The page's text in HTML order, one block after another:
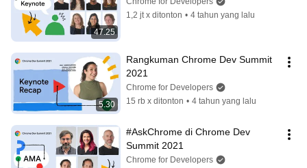
47.25
1,2 jt x ditonton • 4 tahun yang lalu
5.30
Rangkuman Chrome Dev Summit
2021
Chrome for Developers
15 rb x ditonton • 4 tahun yang lalu
#AskChrome di Chrome Dev
Summit 2021
Chrome for Developers